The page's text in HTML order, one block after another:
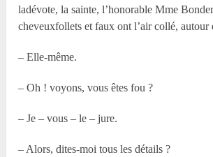
ladévote, la sainte, l’honorable Mme
cheveuxfollets et faux ont l’air collé, autour
– Elle-même.
– Oh ! voyons, vous êtes fou ?
– Je – vous – le – jure.
– Alors, dites-moi tous les détails ?